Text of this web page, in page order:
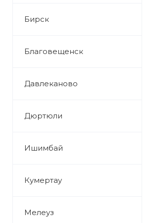
Бирск
Благовещенск
Давлеканово
Дюртюли
Ишимбай
Кумертау
Мелеуз